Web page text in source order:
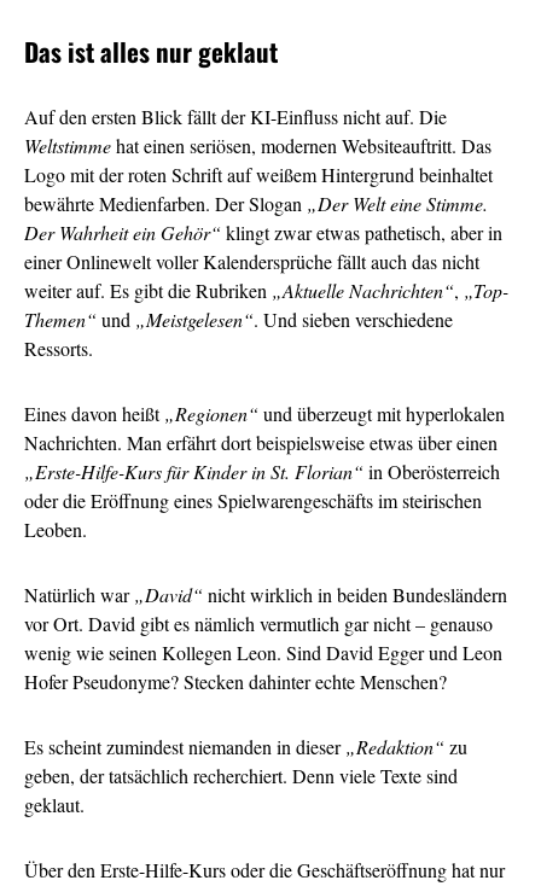
Das ist alles nur geklaut
Auf den ersten Blick fällt der KI-Einfluss nicht auf. Die
Weltstimmehat einen seriösen, modernen Websiteauftritt. Das
Logo mit der roten Schrift auf weißem Hintergrund beinhaltet
bewährte Medienfarben. Der Slogan „Der Welt eine Stimme.
Der Wahrheit ein Gehör“ klingt zwar etwas pathetisch, aber in
einer Onlinewelt voller Kalendersprüche fällt auch das nicht
weiter auf. Es gibt die Rubriken „Aktuelle Nachrichten“, „Top-
Themen“ und „Meistgelesen“. Und sieben verschiedene
Ressorts.
Eines davon heißt„Regionen“ und überzeugt mit hyperlokalen
Nachrichten. Man erfährt dort beispielsweise etwas über einen
„Erste-Hilfe-Kurs für Kinder in St. Florian“ in Oberösterreich
oder die Eröffnung eines Spielwarengeschäfts im steirischen
Leoben.
Natürlich war„David“ nicht wirklich in beiden Bundesländern
vor Ort. David gibt es nämlich vermutlich gar nicht – genauso
wenig wie seinen Kollegen Leon. Sind David Egger und Leon
Hofer Pseudonyme? Stecken dahinter echte Menschen?
Es scheint zumindest niemanden in dieser„Redaktion“ zu
geben, der tatsächlich recherchiert. Denn viele Texte sind
geklaut.
Über den Erste-Hilfe-Kurs oder die Geschäftseröffnung hat nur